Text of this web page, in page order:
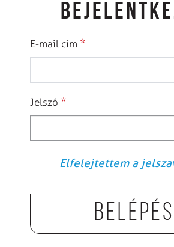
E-mail cím *
Jelszó *
Elfelejtettem a
Belépés